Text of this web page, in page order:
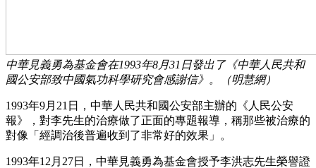
中華見義勇為基金會在1993年8月31日發出了《中華人民共和
國公安部致中國氣功科學研究會感謝信》。（明慧網）
1993年9月21日，中華人民共和國公安部主辦的《人民公安
報》，對李先生的治療做了正面的專題報導，稱那些被治療的
對像「經調治後普遍收到了非常好的效果」。
1993年12月27日，中華見義勇為基金會授予李洪志先生榮譽證